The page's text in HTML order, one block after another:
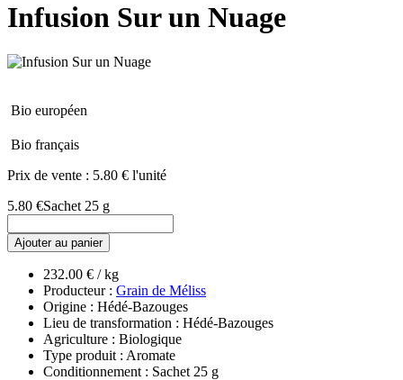
Infusion Sur un Nuage
Bio européen
Bio français
Prix de vente : 5.80 € l'unité
5.80 €Sachet 25 g
Ajouter au panier
232.00 € / kg
Producteur : Grain de Méliss
Origine : Hédé-Bazouges
Lieu de transformation : Hédé-Bazouges
Agriculture : Biologique
Type produit : Aromate
Conditionnement : Sachet 25 g